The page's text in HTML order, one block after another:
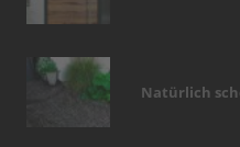
Natürlich